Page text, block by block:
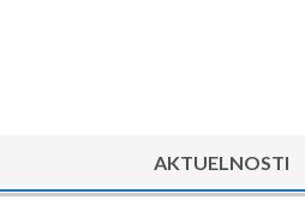
AKTUELNOSTI